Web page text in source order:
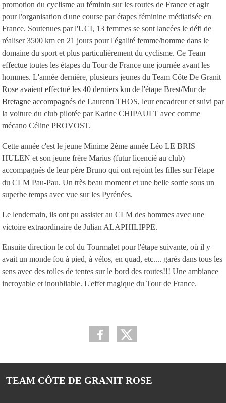
promotion du cyclisme au féminin sur les routes de France et agir
pour l'organisation d'une course par étapes féminine médiatisée en
France. Soutenues par l'UCI, 13 femmes se sont lancées le défi de
réaliser 3500 km en 21 jours pour l'égalité femme/homme dans le
domaine du sport et plus particulièrement du cyclisme. Ce Team
effectue toutes les étapes du Tour de France une journée avant les
hommes. L'année dernière, plusieurs jeunes du Team Côte De Granit
Rose avaient effectué les 40 derniers km de l'étape Brest/Mur de
Bretagne accompagnés de Laurenn THOS, leur encadreur et suivi par
la voiture du club pilotée par Karine CHIPAULT avec comme
mécano Céline PROVOST.
Cette année c'est le jeune Minime 2ème année Léo LE BRIS
HULEN et son jeune frère Marius (futur licencié au club)
accompagnés de leur père Bruno qui ont rejoint les filles sur l'étape
du CLM Pau-Pau. Un très beau moment et une belle sortie sous un
superbe temps avec vue sur les Pyrénées.
Le lendemain, ils ont pu assister au CLM des hommes avec une
victoire extraordinaire de Julian ALAPHILIPPE.
Ensuite direction le col du Tourmalet pour l'étape suivante, où il y
avait un monde fou à pied, à vélos, en quad, etc.... garés dans tous les
sens avec des toiles de tentes sur le bord des routes!!! Une ambiance
incroyable et inoubliable. L'effet magique du Tour de France.
TEAM CÔTE DE GRANIT ROSE